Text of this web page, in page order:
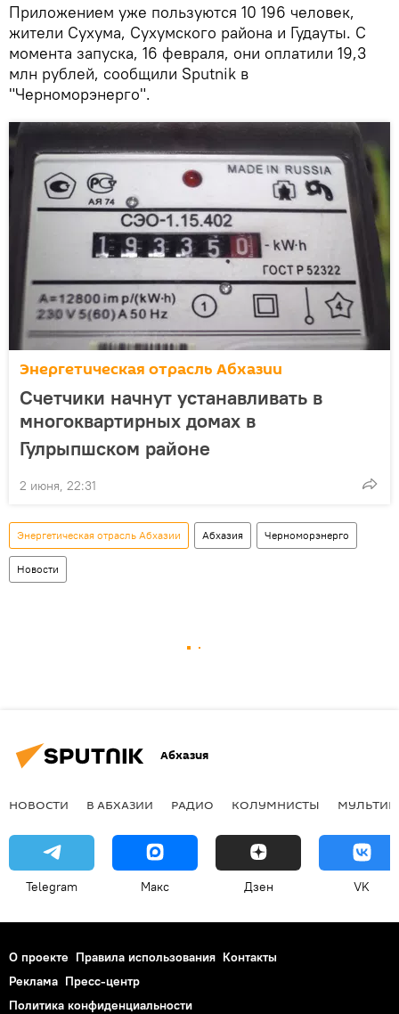
Приложением уже пользуются 10 196 человек,
жители Сухума, Сухумского района и Гудауты. С
момента запуска, 16 февраля, они оплатили 19,3
млн рублей, сообщили Sputnik в
"Черноморэнерго".
Энергетическая отрасль Абхазии
Счетчики начнут устанавливать в
многоквартирных домах в
Гулрыпшском районе
2 июня, 22:31
Энергетическая отрасль Абхазии Абхазия Черноморэнерго
Новости
Абхазия
НОВОСТИ В АБХАЗИИ РАДИО КОЛУМНИСТЫ
Telegram Макс Дзен VK
О проекте Правила использования Контакты
Реклама Пресс-центр
Политика конфиденциальности